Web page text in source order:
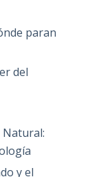
paran
del
Natural:
y el